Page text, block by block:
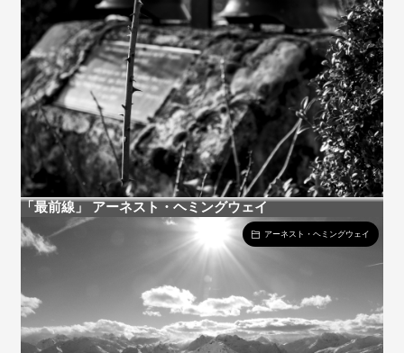
「最前線」 アーネスト・ヘミングウェイ
アーネスト・ヘミングウェイ